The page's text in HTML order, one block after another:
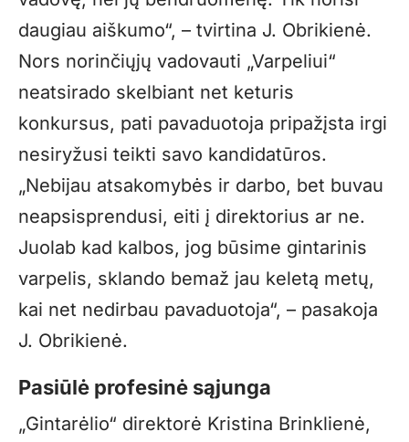
daugiau aiškumo“, – tvirtina J. Obrikienė.
Nors norinčiųjų vadovauti „Varpeliui“
neatsirado skelbiant net keturis
konkursus, pati pavaduotoja pripažįsta irgi
nesiryžusi teikti savo kandidatūros.
„Nebijau atsakomybės ir darbo, bet buvau
neapsisprendusi, eiti į direktorius ar ne.
Juolab kad kalbos, jog būsime gintarinis
varpelis, sklando bemaž jau keletą metų,
kai net nedirbau pavaduotoja“, – pasakoja
J. Obrikienė.
Pasiūlė profesinė sąjunga
„Gintarėlio“ direktorė Kristina Brinklienė,